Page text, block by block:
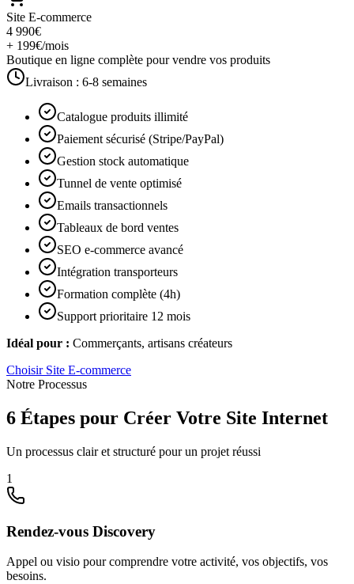
Site E-commerce
4 990€
+ 199€/mois
Boutique en ligne complète pour vendre vos produits
Livraison : 6-8 semaines
Catalogue produits illimité
Paiement sécurisé (Stripe/PayPal)
Gestion stock automatique
Tunnel de vente optimisé
Emails transactionnels
Tableaux de bord ventes
SEO e-commerce avancé
Intégration transporteurs
Formation complète (4h)
Support prioritaire 12 mois
Idéal pour : Commerçants, artisans créateurs
Choisir Site E-commerce
Notre Processus
6 Étapes pour Créer Votre Site Internet
Un processus clair et structuré pour un projet réussi
1
Rendez-vous Discovery
Appel ou visio pour comprendre votre activité, vos objectifs, vos
besoins.